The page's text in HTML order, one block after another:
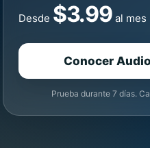
Desde $3.99al mes
Conocer
Prueba durante 7 días.